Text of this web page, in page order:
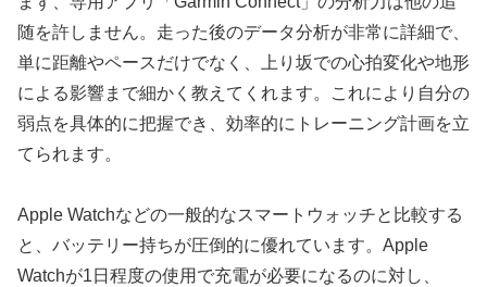
随を許しません。走った後のデータ分析が非常に詳細で、
単に距離やペースだけでなく、上り坂での心拍変化や地形
による影響まで細かく教えてくれます。これにより自分の
弱点を具体的に把握でき、効率的にトレーニング計画を立
てられます。
Apple Watchなどの一般的なスマートウォッチと比較する
と、バッテリー持ちが圧倒的に優れています。Apple
Watchが1日程度の使用で充電が必要になるのに対し、